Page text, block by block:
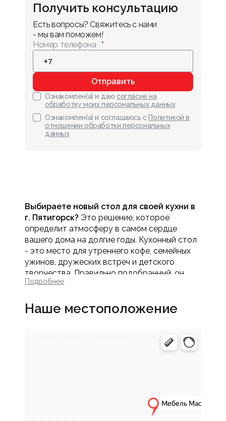
Получить консультацию
Есть вопросы? Свяжитесь с нами
- мы вам поможем!
Номер телефона
Отправить
Ознакомлен(а) и даю согласие на
обработку моих персональных данных
Ознакомлен(а) и соглашаюсь с Политикой в
отношении обработки персональных
данных
Выбираете новый стол для своей кухни в
г. Пятигорск? Это решение, которое
определит атмосферу в самом сердце
вашего дома на долгие годы. Кухонный стол
- это место для утреннего кофе, семейных
ужинов, дружеских встреч и детского
творчества. Правильно подобранный, он
станет не просто предметом мебели, а
воспоминаний. В интернет-магазине Мебель
современных, компактных до просторных,
которые идеально впишутся в ваше
ключевые критерии
Чтобы ваш новый обеденный стол был
Подробнее
Наше местоположение